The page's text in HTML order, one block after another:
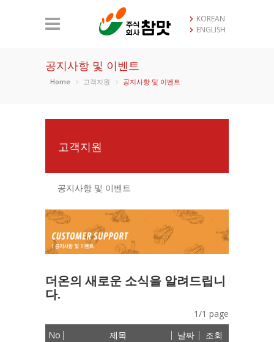
KOREAN
ENGLISH
공지사항 및 이벤트
Home 고객지원 공지사항 및 이벤트
고객지원
공지사항 및 이벤트
더온의 새로운 소식을 알려드립니
다.
1/1 page
No
제목 날짜
조회